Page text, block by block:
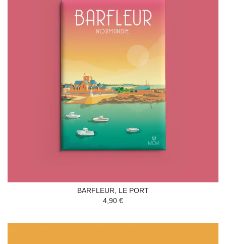
BARFLEUR, LE PORT
4,90 €